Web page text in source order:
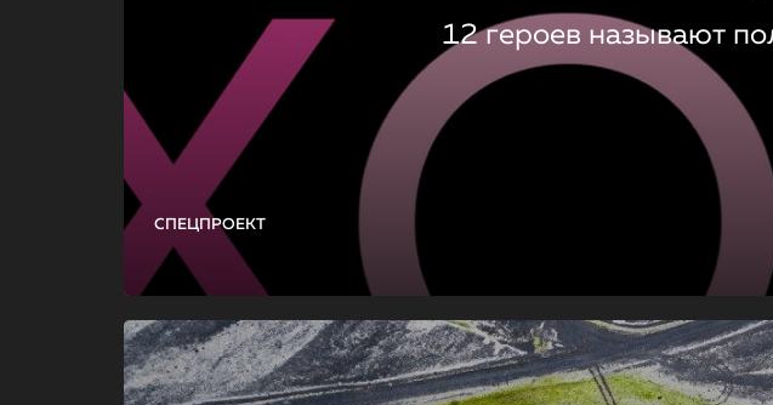
СПЕЦПРОЕКТ
12 героев называют